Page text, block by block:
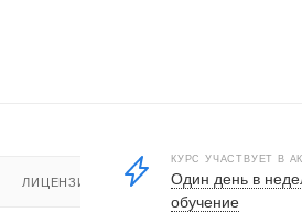
ЛИЦЕНЗИЯ
КУРС УЧАСТВУЕТ В
Один день в
обучение